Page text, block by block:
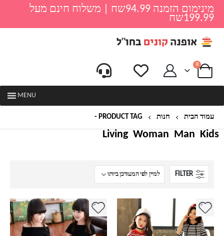
מינימום הזמנה 94.99שח | משלוח חינם מעל
199.99שח
0
MENU
עמוד הבית חנות PRODUCT TAG -
Kids
Man
Woman
Living
FILTER
למוצר
יש
למוצר
יש